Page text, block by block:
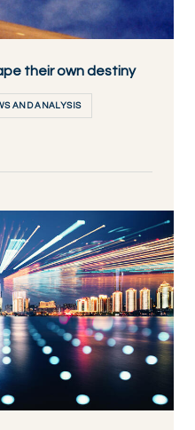
their own destiny
AND ANALYSIS